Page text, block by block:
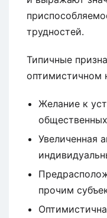
трудностей.
Типичные
оптимистичном
Желание к
Увеличенная
прочим